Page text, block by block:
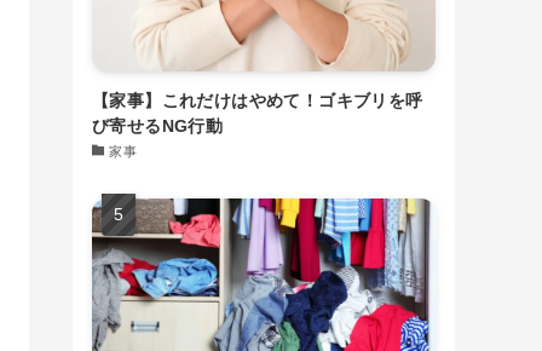
【家事】これだけはやめて！ゴキブリを呼
び寄せるNG行動
家事